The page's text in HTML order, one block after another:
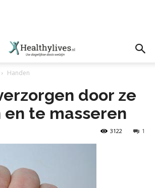
Handen
door ze
te masseren
1
3122